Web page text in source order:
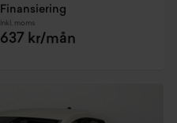
Finansiering
Inkl. moms
637 kr/mån